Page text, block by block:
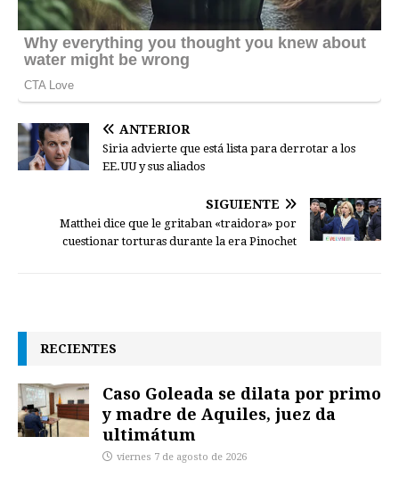
ANTERIOR
Siria advierte que está lista para derrotar a los
EE.UU y sus aliados
SIGUIENTE
Matthei dice que le gritaban «traidora» por
cuestionar torturas durante la era Pinochet
RECIENTES
Caso Goleada se dilata por primo
y madre de Aquiles, juez da
ultimátum
viernes 7 de agosto de 2026